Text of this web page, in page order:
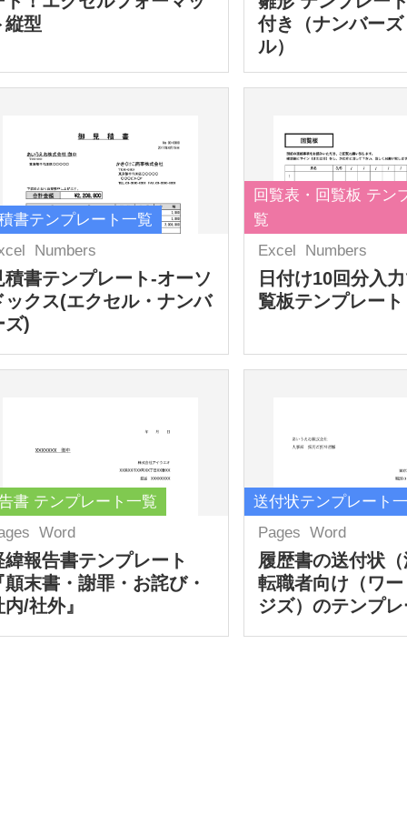
縦型
付き（ナンバー
ル）
書テンプレート一覧
Numbers
積書テンプレート-オーソ
ックス(エクセル・ナンバ
ズ)
回覧表・回覧板 テン
覧
Excel
Numbers
日付け10回分入
覧板テンプレー
書 テンプレート一覧
Word
緯報告書テンプレート
顛末書・謝罪・お詫び・
内/社外』
送付状テンプレート
Pages Word
履歴書の送付状
転職者向け（ワ
ジズ）のテンプ